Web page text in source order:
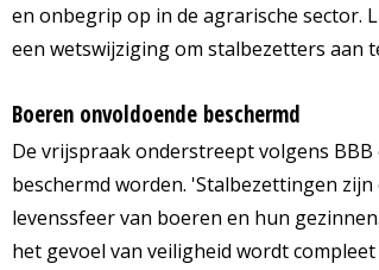
en onbegrip op in de agrarische sector.
een wetswijziging om stalbezetters aan
Boeren onvoldoende beschermd
De vrijspraak onderstreept volgens
beschermd worden. 'Stalbezettingen
levenssfeer van boeren en hun
het gevoel van veiligheid wordt